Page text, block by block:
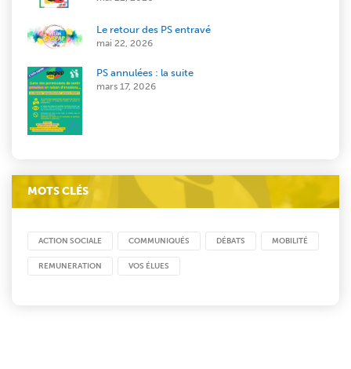
Le retour des PS entravé
mai 22, 2026
PS annulées : la suite
mars 17, 2026
MOTS CLÉS
ACTION SOCIALE COMMUNIQUÉS DÉBATS MOBILITÉ
REMUNERATION VOS ÉLUES